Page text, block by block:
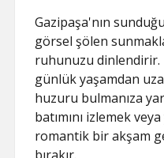
Gazipaşa'nın
görsel şölen
ruhunuzu dinlendirir.
günlük yaşamdan
huzuru bulmanıza
batımını izlemek veya
romantik bir akşam